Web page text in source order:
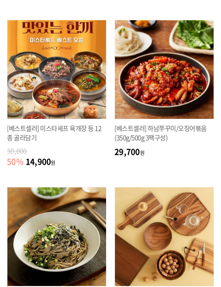
[베스트셀러] 미스타셰프 육개장 등 12
종 골라담기
30,000
50% 14,900원
[베스트셀러] 하남쭈꾸미/오징어볶음
(350g/500g 3팩구성)
29,700원